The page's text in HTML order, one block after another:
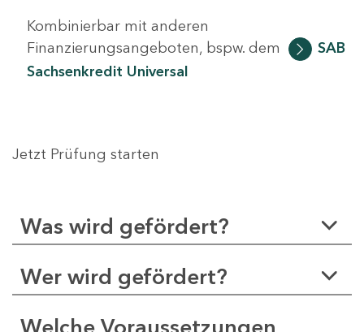
Kombinierbar mit anderen
Finanzierungsangeboten, bspw. dem
SAB
Sachsenkredit Universal
Jetzt Prüfung starten
Was wird gefördert?
Wer wird gefördert?
Welche Voraussetzungen